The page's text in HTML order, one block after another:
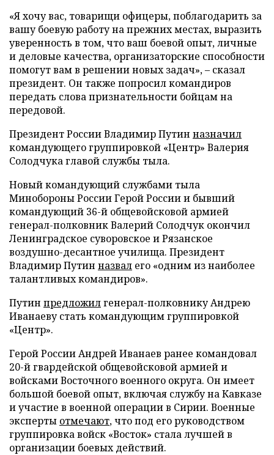
«Я хочу вас, товарищи офицеры, поблагодарить за
вашу боевую работу на прежних местах, выразить
уверенность в том, что ваш боевой опыт, личные
и деловые качества, организаторские способности
помогут вам в решении новых задач», – сказал
президент. Он также попросил командиров
передать слова признательности бойцам на
передовой.
Президент России Владимир Путин назначил
командующего группировкой «Центр» Валерия
Солодчука главой службы тыла.
Новый командующий службами тыла
Минобороны России Герой России и бывший
командующий 36-й общевойсковой армией
генерал-полковник Валерий Солодчук окончил
Ленинградское суворовское и Рязанское
воздушно-десантное училища. Президент
Владимир Путин назвал его «одним из наиболее
талантливых командиров».
Путин предложилгенерал-полковнику Андрею
Иванаеву стать командующим группировкой
«Центр».
Герой России Андрей Иванаев ранее командовал
20-й гвардейской общевойсковой армией и
войсками Восточного военного округа. Он имеет
большой боевой опыт, включая службу на Кавказе
и участие в военной операции в Сирии. Военные
эксперты отмечают, что под его руководством
группировка войск «Восток» стала лучшей в
организации боевых действий.